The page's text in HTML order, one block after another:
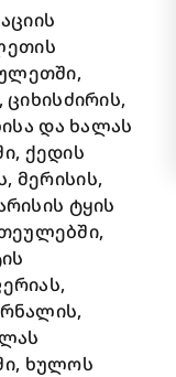
და ხალას
ქედის
მერისის,
ტყის
ხულოს